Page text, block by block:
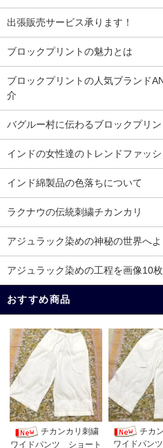
出張販売サービス承ります！
ブロックプリントの魅力とは
ブロックプリントの人気ブランド
介
バグルー村に伝わるブロックプリ
インドの女性達のトレンドファッ
インド綿製品の色落ちについて
ラクナウの伝統刺繍チカンカリ
アジュラック染めの神秘の世界へ
アジュラック染めの工程を画像10
おすすめ商品
チカンカリ刺繍
ワイドパンツ ショート
チカ
ワイドパン